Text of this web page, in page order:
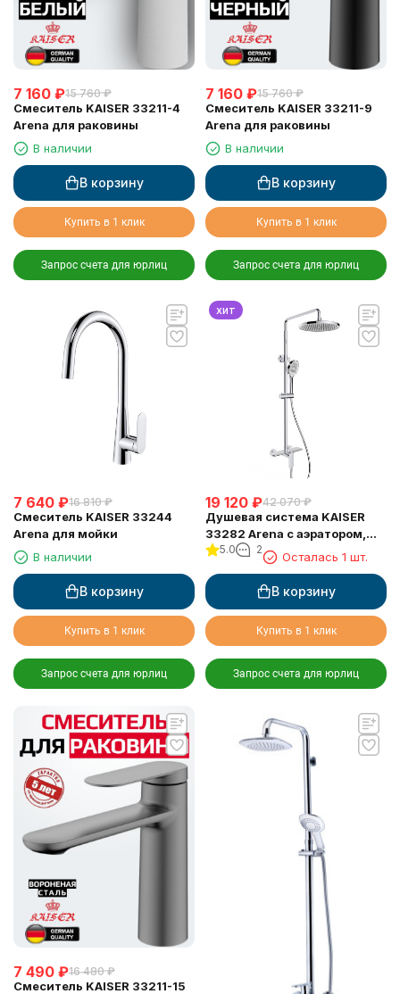
7 160 ₽15 760 ₽
Смеситель KAISER 33211-4
Arena для раковины
В наличии
В корзину
Купить в 1 клик
Запрос счета для юрлиц
7 160 ₽15 760 ₽
Смеситель KAISER 33211-9
Arena для раковины
В наличии
В корзину
Купить в 1 клик
Запрос счета для юрлиц
7 640 ₽16 810 ₽
Смеситель KAISER 33244
Arena для мойки
В наличии
В корзину
Купить в 1 клик
Запрос счета для юрлиц
хит
19 120 ₽42 070 ₽
Душевая система KAISER
33282 Arena с аэратором,
хром
5.0 2
Осталась 1 шт.
В корзину
Купить в 1 клик
Запрос счета для юрлиц
7 490 ₽16 480 ₽
Смеситель KAISER 33211-15